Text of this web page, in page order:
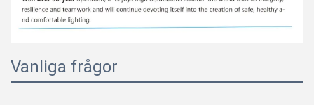
Vanliga frågor